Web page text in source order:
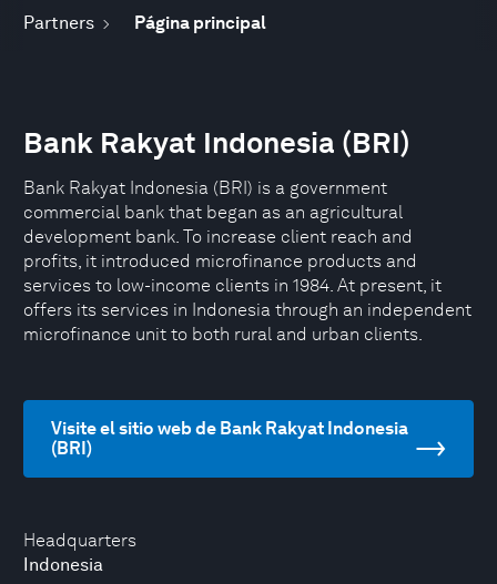
Partners Página principal
Headquarters
Indonesia
Bank Rakyat Indonesia (BRI)
Bank Rakyat Indonesia (BRI) is a government
commercial bank that began as an agricultural
development bank. To increase client reach and
profits, it introduced microfinance products and
services to low-income clients in 1984. At present, it
offers its services in Indonesia through an independent
microfinance unit to both rural and urban clients.
Visite el sitio web de Bank Rakyat Indonesia
(BRI)